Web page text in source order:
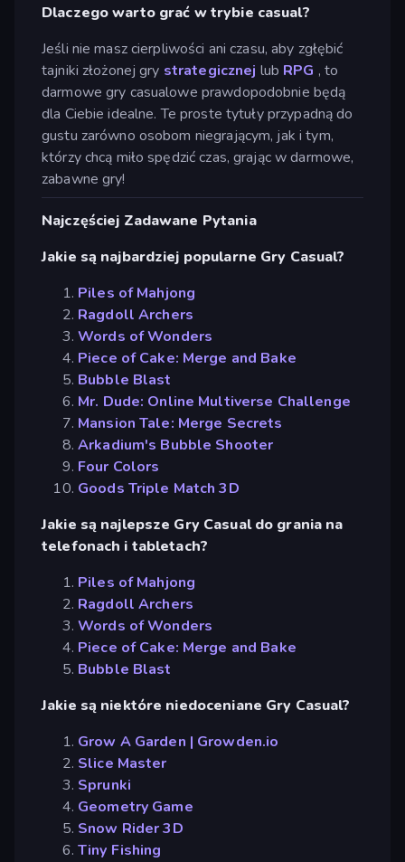
Dlaczego warto grać w trybie casual?
Jeśli nie masz cierpliwości ani czasu, aby zgłębić
tajniki złożonej gry strategicznej lub RPG , to
darmowe gry casualowe prawdopodobnie będą
dla Ciebie idealne. Te proste tytuły przypadną do
gustu zarówno osobom niegrającym, jak i tym,
którzy chcą miło spędzić czas, grając w darmowe,
zabawne gry!
Najczęściej Zadawane Pytania
Jakie są najbardziej popularne Gry Casual?
Piles of Mahjong
Ragdoll Archers
Words of Wonders
Piece of Cake: Merge and Bake
Bubble Blast
Mr. Dude: Online Multiverse Challenge
Mansion Tale: Merge Secrets
Arkadium's Bubble Shooter
Four Colors
Goods Triple Match 3D
Jakie są najlepsze Gry Casual do grania na
telefonach i tabletach?
Piles of Mahjong
Ragdoll Archers
Words of Wonders
Piece of Cake: Merge and Bake
Bubble Blast
Jakie są niektóre niedoceniane Gry Casual?
Grow A Garden | Growden.io
Slice Master
Sprunki
Geometry Game
Snow Rider 3D
Tiny Fishing